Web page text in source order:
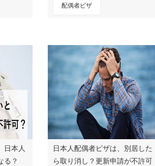
配偶者ビザ
日本人
る？
日本人配偶者ビザは、別居した
ら取り消し？更新申請が不許可